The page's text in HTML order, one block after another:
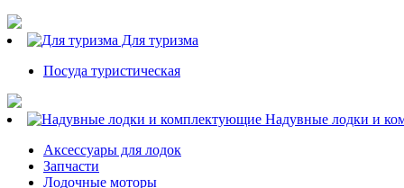
Для туризма
Посуда туристическая
Надувные лодки и
Аксессуары для лодок
Запчасти
Лодочные моторы